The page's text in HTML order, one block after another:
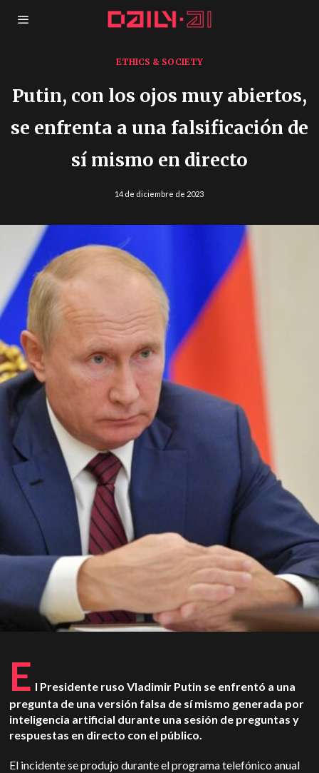
ETHICS & SOCIETY
Putin, con los ojos muy abiertos,
se enfrenta a una falsificación de
sí mismo en directo
14 de diciembre de 2023
E l Presidente ruso Vladimir Putin se enfrentó a una
pregunta de una versión falsa de sí mismo generada por
inteligencia artificial durante una sesión de preguntas y
respuestas en directo con el público.
El incidente se produjo durante el programa telefónico anual